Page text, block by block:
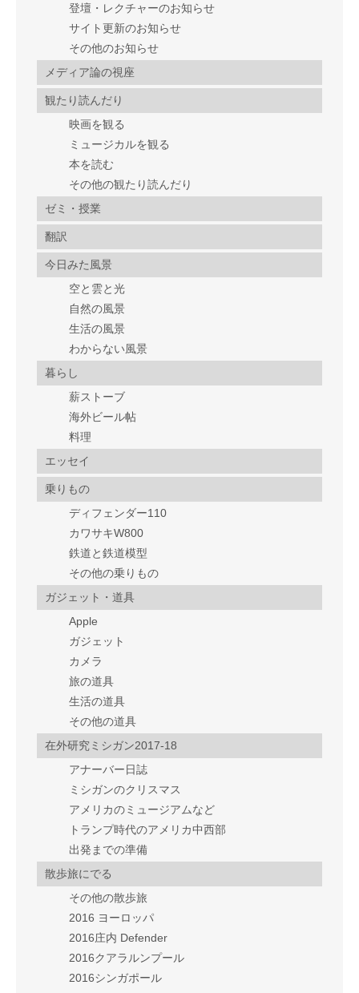
登壇・レクチャーのお知らせ
サイト更新のお知らせ
その他のお知らせ
メディア論の視座
観たり読んだり
映画を観る
ミュージカルを観る
本を読む
その他の観たり読んだり
ゼミ・授業
翻訳
今日みた風景
空と雲と光
自然の風景
生活の風景
わからない風景
暮らし
薪ストーブ
海外ビール帖
料理
エッセイ
乗りもの
ディフェンダー110
カワサキW800
鉄道と鉄道模型
その他の乗りもの
ガジェット・道具
Apple
ガジェット
カメラ
旅の道具
生活の道具
その他の道具
在外研究ミシガン2017-18
アナーバー日誌
ミシガンのクリスマス
アメリカのミュージアムなど
トランプ時代のアメリカ中西部
出発までの準備
散歩旅にでる
その他の散歩旅
2016 ヨーロッパ
2016庄内 Defender
2016クアラルンプール
2016シンガポール